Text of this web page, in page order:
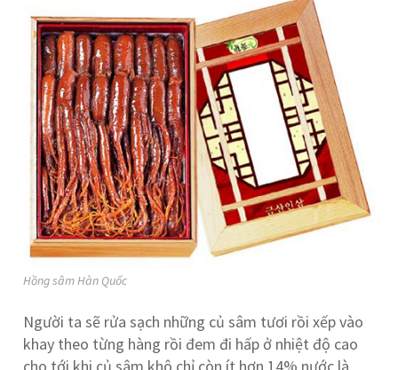
Hồng sâm Hàn Quốc
Người ta sẽ rửa sạch những củ sâm tươi rồi xếp vào
khay theo từng hàng rồi đem đi hấp ở nhiệt độ cao